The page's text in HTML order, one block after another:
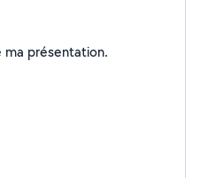
Je n'ai pas encore renseigné ma présentation.